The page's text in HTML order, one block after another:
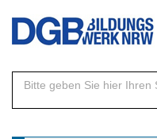
Direkt
Inhalt